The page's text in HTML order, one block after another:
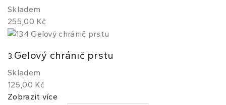
Skladem
255,00 Kč
3.Gelový chránič prstu
Skladem
125,00 Kč
Zobrazit více